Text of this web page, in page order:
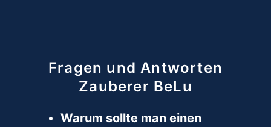
Fragen und Antworten
Zauberer BeLu
Warum sollte man einen